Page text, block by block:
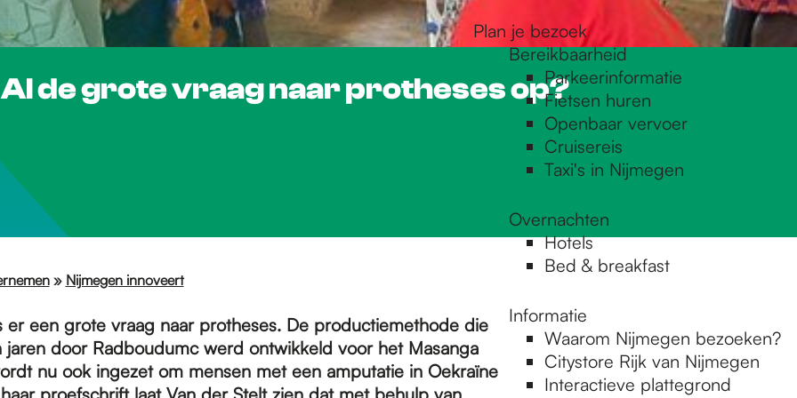
Plan je bezoek
Bereikbaarheid
Parkeerinformatie
Fietsen huren
Openbaar vervoer
Cruisereis
Taxi's in Nijmegen
Overnachten
Hotels
Bed & breakfast
Informatie
Waarom Nijmegen bezoeken?
Citystore Rijk van Nijmegen
Interactieve plattegrond
de grote vraag naar protheses op?
» Nijmegen innoveert
er een grote vraag naar protheses. De productiemethode die
door Radboudumc werd ontwikkeld voor het Masanga
nu ook ingezet om mensen met een amputatie in Oekraïne